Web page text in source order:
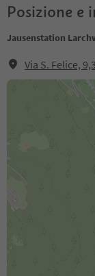
Posizione e
Jausenstation
Via S. Felice,